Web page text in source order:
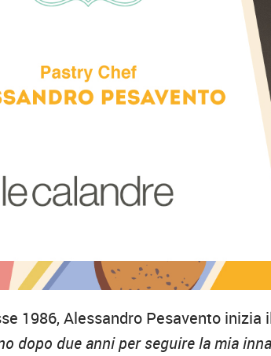
1986, Alessandro Pesavento
dopo due anni per seguire la mia